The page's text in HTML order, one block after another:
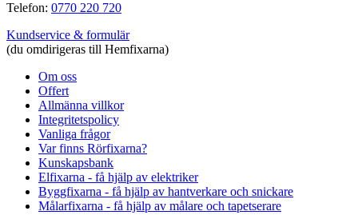
Telefon: 0770 220 720
Kundservice & formulär
(du omdirigeras till Hemfixarna)
Om oss
Offert
Allmänna villkor
Integritetspolicy
Vanliga frågor
Var finns Rörfixarna?
Kunskapsbank
Elfixarna - få hjälp av elektriker
Byggfixarna - få hjälp av hantverkare och snickare
Målarfixarna - få hjälp av målare och tapetserare